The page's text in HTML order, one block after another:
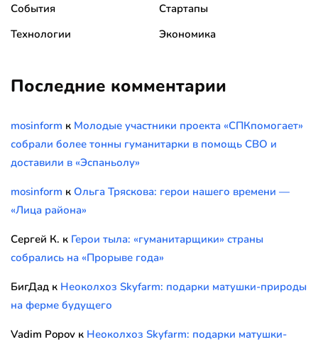
События
Стартапы
Технологии
Экономика
Последние комментарии
mosinform к Молодые участники проекта «СПКпомогает»
собрали более тонны гуманитарки в помощь СВО и
доставили в «Эспаньолу»
mosinform к Ольга Тряскова: герои нашего времени —
«Лица района»
Сергей К. к Герои тыла: «гуманитарщики» страны
собрались на «Прорыве года»
БигДад к Неоколхоз Skyfarm: подарки матушки-природы
на ферме будущего
Vadim Popov к Неоколхоз Skyfarm: подарки матушки-